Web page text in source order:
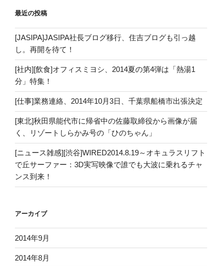
最近の投稿
[JASIPA]JASIPA社長ブログ移行、住吉ブログも引っ越
し。再開を待て！
[社内][飲食]オフィスミヨシ、2014夏の第4弾は「熱湯1
分」特集！
[仕事]業務連絡、2014年10月3日、千葉県船橋市出張決定
[東北]秋田県能代市に帰省中の佐藤取締役から画像が届
く、リゾートしらかみ号の「ひのちゃん」
[ニュース雑感][渋谷]WIRED2014.8.19～オキュラスリフト
で丘サーファー：3D実写映像で誰でも大波に乗れるチャ
ンス到来！
アーカイブ
2014年9月
2014年8月